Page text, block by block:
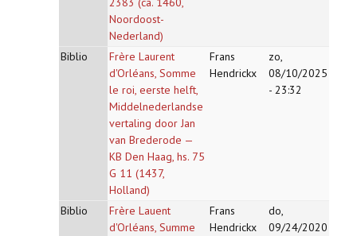
Noordoost-
Nederland)
Biblio
Frère Laurent
d'Orléans, Somme
le roi, eerste helft,
Middelnederlandse
vertaling door Jan
van Brederode —
KB Den Haag, hs. 75
G 11 (1437,
Holland)
Frans
Hendrickx
zo,
08/10/2025
- 23:32
Biblio
Frère Lauent
d'Orléans, Summe
Frans
Hendrickx
do,
09/24/2020